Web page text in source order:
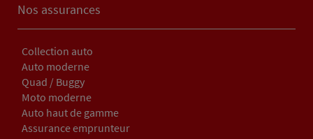
Nos assurances
Collection auto
Auto moderne
Quad / Buggy
Moto moderne
Auto haut de gamme
Assurance emprunteur